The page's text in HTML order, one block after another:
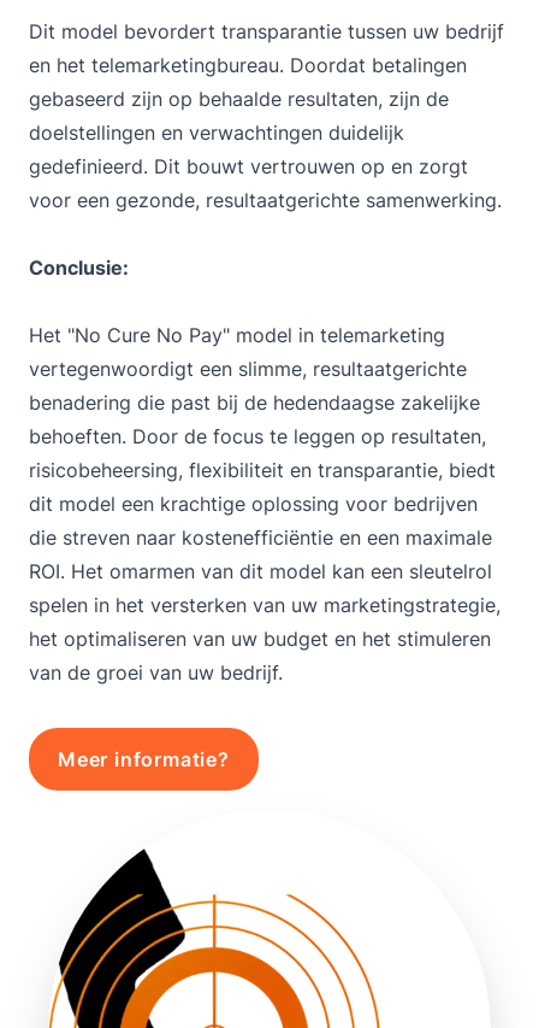
Dit model bevordert transparantie tussen uw bedrijf
en het telemarketingbureau. Doordat betalingen
gebaseerd zijn op behaalde resultaten, zijn de
doelstellingen en verwachtingen duidelijk
gedefinieerd. Dit bouwt vertrouwen op en zorgt
voor een gezonde, resultaatgerichte samenwerking.
Conclusie:
Het "No Cure No Pay" model in telemarketing
vertegenwoordigt een slimme, resultaatgerichte
benadering die past bij de hedendaagse zakelijke
behoeften. Door de focus te leggen op resultaten,
risicobeheersing, flexibiliteit en transparantie, biedt
dit model een krachtige oplossing voor bedrijven
die streven naar kostenefficiëntie en een maximale
ROI. Het omarmen van dit model kan een sleutelrol
spelen in het versterken van uw marketingstrategie,
het optimaliseren van uw budget en het stimuleren
van de groei van uw bedrijf.
Meer informatie?